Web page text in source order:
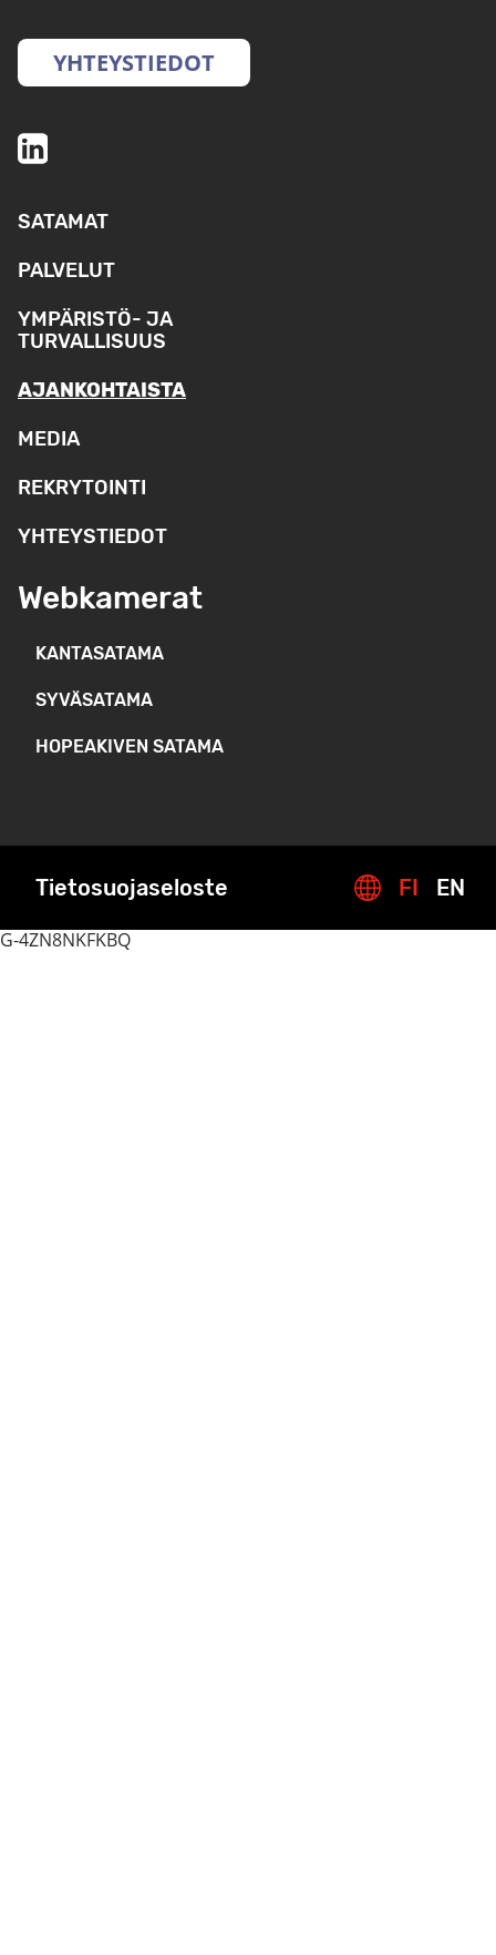
YHTEYSTIEDOT
SATAMAT
PALVELUT
YMPÄRISTÖ- JA
TURVALLISUUS
AJANKOHTAISTA
MEDIA
REKRYTOINTI
YHTEYSTIEDOT
Webkamerat
KANTASATAMA
SYVÄSATAMA
HOPEAKIVEN SATAMA
Tietosuojaseloste FI EN
G-4ZN8NKFKBQ